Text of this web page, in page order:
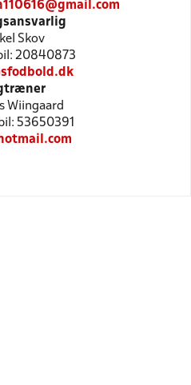
Skov
20840873
Wiingaard
53650391